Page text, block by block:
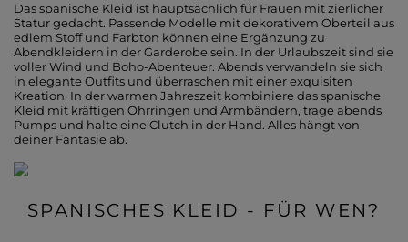
Das spanische Kleid ist hauptsächlich für Frauen mit zierlicher
Statur gedacht. Passende Modelle mit dekorativem Oberteil aus
edlem Stoff und Farbton können eine Ergänzung zu
Abendkleidern in der Garderobe sein. In der Urlaubszeit sind sie
voller Wind und Boho-Abenteuer. Abends verwandeln sie sich
in elegante Outfits und überraschen mit einer exquisiten
Kreation. In der warmen Jahreszeit kombiniere das spanische
Kleid mit kräftigen Ohrringen und Armbändern, trage abends
Pumps und halte eine Clutch in der Hand. Alles hängt von
deiner Fantasie ab.
SPANISCHES KLEID - FÜR WEN?